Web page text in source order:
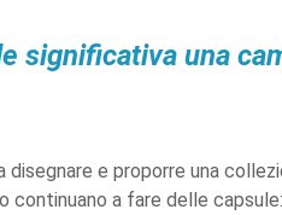
significativa una
disegnare e proporre una
continuano a fare delle